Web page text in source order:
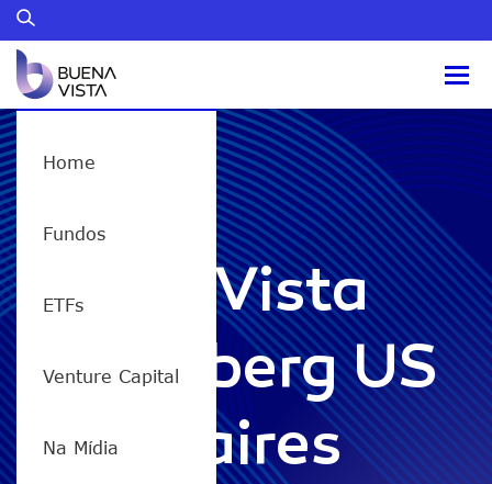
Home
Fundos
ETFs
Venture Capital
Na Mídia
RICO11
Buena Vista
Bloomberg US
Billionaires